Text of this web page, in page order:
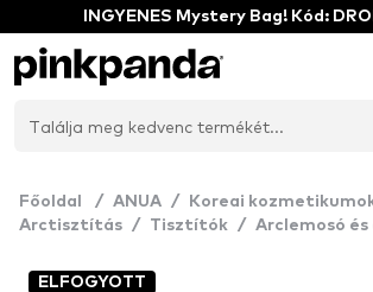
INGYENES Mystery Bag! Kód:
Főoldal / ANUA / Koreai
Arctisztítás / Tisztítók / Arclemosó
ELFOGYOTT